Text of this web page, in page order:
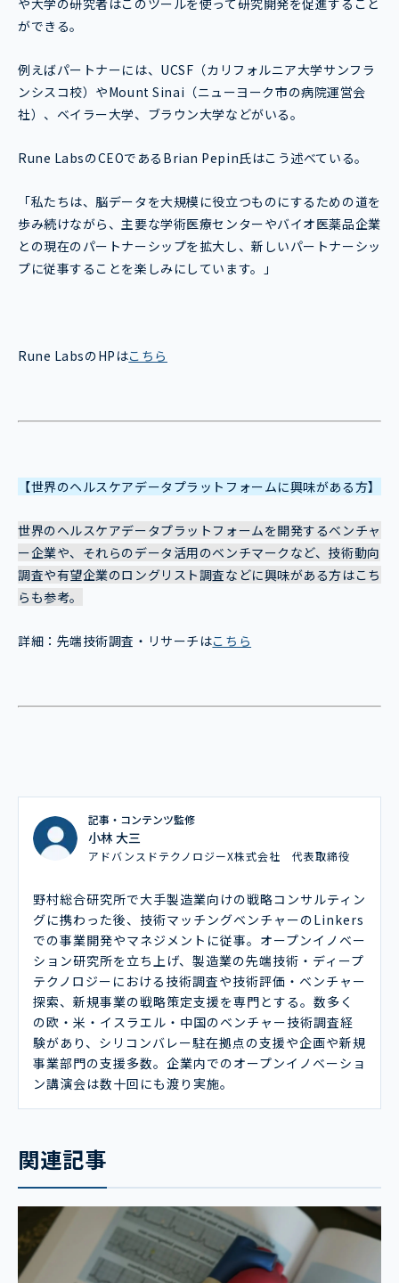
や大学の研究者はこのツールを使って研究開発を促進すること
ができる。
例えばパートナーには、UCSF（カリフォルニア大学サンフラ
ンシスコ校）やMount Sinai（ニューヨーク市の病院運営会
社）、ベイラー大学、ブラウン大学などがいる。
Rune LabsのCEOであるBrian Pepin氏はこう述べている。
「私たちは、脳データを大規模に役立つものにするための道を
歩み続けながら、主要な学術医療センターやバイオ医薬品企業
との現在のパートナーシップを拡大し、新しいパートナーシッ
プに従事することを楽しみにしています。」
Rune LabsのHPはこちら
【世界のヘルスケアデータプラットフォームに興味がある方】
世界のヘルスケアデータプラットフォームを開発するベンチャ
ー企業や、それらのデータ活用のベンチマークなど、技術動向
調査や有望企業のロングリスト調査などに興味がある方はこち
らも参考。
詳細：先端技術調査・リサーチはこちら
記事・コンテンツ監修
小林 大三
アドバンスドテクノロジーX株式会社 代表取締役
野村総合研究所で大手製造業向けの戦略コンサルティン
グに携わった後、技術マッチングベンチャーのLinkers
での事業開発やマネジメントに従事。オープンイノベー
ション研究所を立ち上げ、製造業の先端技術・ディープ
テクノロジーにおける技術調査や技術評価・ベンチャー
探索、新規事業の戦略策定支援を専門とする。数多く
の欧・米・イスラエル・中国のベンチャー技術調査経
験があり、シリコンバレー駐在拠点の支援や企画や新規
事業部門の支援多数。企業内でのオープンイノベーショ
ン講演会は数十回にも渡り実施。
関連記事